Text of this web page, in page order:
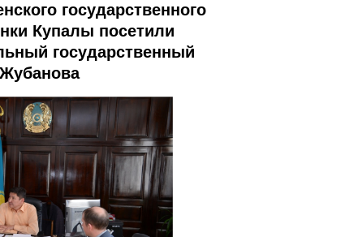
государственного
Купалы посетили
государственный